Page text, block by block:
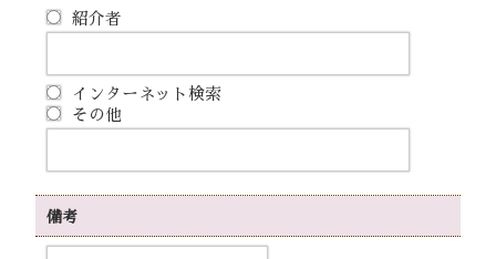
紹介者
インターネット検索
その他
備考